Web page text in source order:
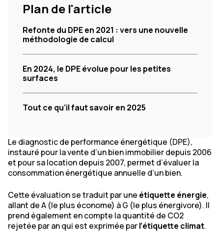
Plan de l'article
Refonte du DPE en 2021 : vers une nouvelle
méthodologie de calcul
En 2024, le DPE évolue pour les petites
surfaces
Tout ce qu’il faut savoir en 2025
Le diagnostic de performance énergétique (DPE),
instauré pour la vente d’un bien immobilier depuis 2006
et pour sa location depuis 2007, permet d’évaluer la
consommation énergétique annuelle d’un bien.
Cette évaluation se traduit par une étiquette énergie,
allant de A (le plus économe) à G (le plus énergivore). Il
prend également en compte la quantité de CO2
rejetée par an qui est exprimée parl’étiquette climat.